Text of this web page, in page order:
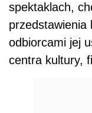
spektaklach,
przedstawienia
odbiorcami jej
centra kultury,